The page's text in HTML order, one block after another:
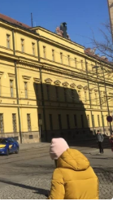
Podle
dorovnat
se snažil
září 2021.
milionů Kč,
v 9. kole